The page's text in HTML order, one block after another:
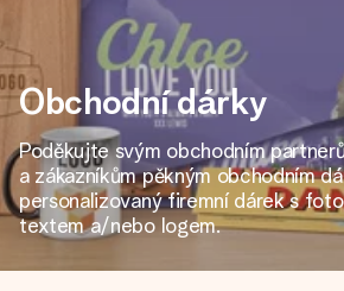
Váš dárek vytvoříme s láskou a
abyste ho mohli darovat právě v tu
tom nejvíc záleží.
4,8 (na základě +15 000
Naše dárky inspirují. Zákazníci nás na
hodnotí známkou 4,8.
Obchodní dárky
Poděkujte svým obchodním
a zákazníkům pěkným obchodním
personalizovaný firemní dárek s
textem a/nebo logem.